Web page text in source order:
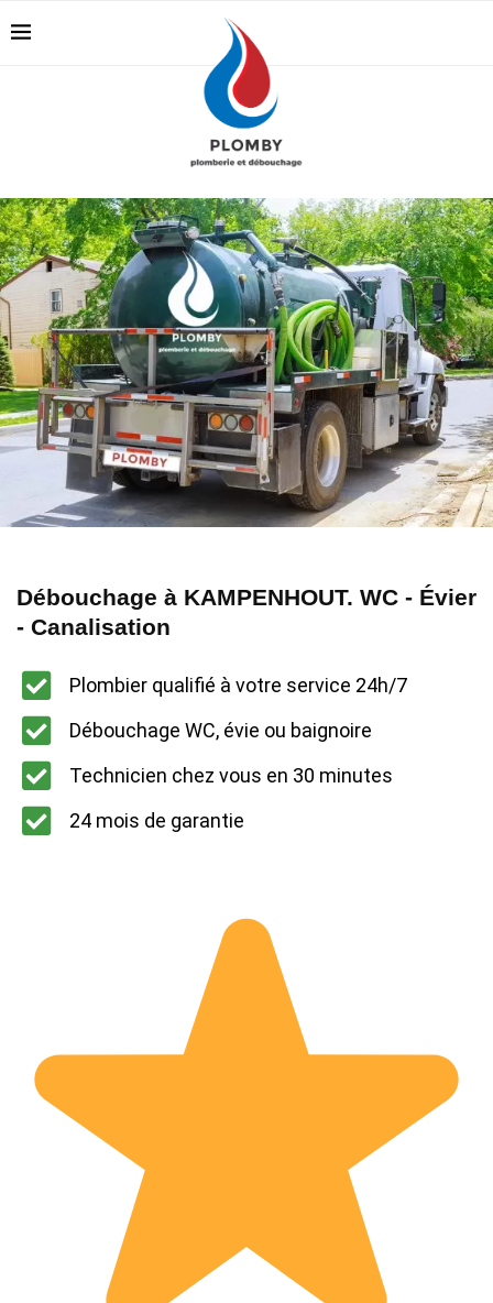
Débouchage à KAMPENHOUT. WC - Évier
- Canalisation
Plombier qualifié à votre service 24h/7
Débouchage WC, évie ou baignoire
Technicien chez vous en 30 minutes
24 mois de garantie